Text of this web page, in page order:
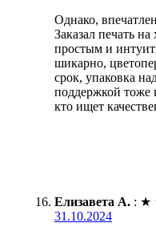
Однако,
Заказал печать на
простым и
шикарно,
срок, упаковка
поддержкой тоже
кто ищет
Елизавета А. : ★
31.10.2024